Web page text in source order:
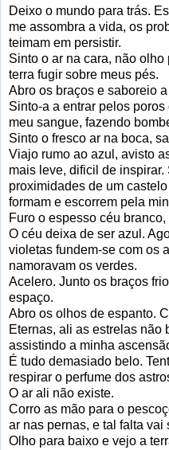
Deixo o mundo para trás.
me assombra a vida, os
teimam em persistir.
Sinto o ar na cara, não
terra fugir sobre meus pés.
Abro os braços e saboreio
Sinto-a a entrar pelos
meu sangue, fazendo
Sinto o fresco ar na boca,
Viajo rumo ao azul, avisto
mais leve, dificil de
proximidades de um
formam e escorrem pela
Furo o espesso céu
O céu deixa de ser azul.
violetas fundem-se com os
namoravam os verdes.
Acelero. Junto os braços
espaço.
Abro os olhos de espanto.
Eternas, ali as estrelas não
assistindo a minha
É tudo demasiado belo.
respirar o perfume dos
O ar ali não existe.
Corro as mão para o
ar nas pernas, e tal falta vai
Olho para baixo e vejo a